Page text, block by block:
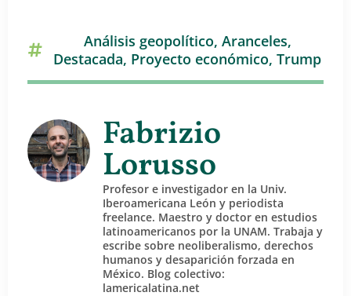
Análisis geopolítico, Aranceles,
Destacada, Proyecto económico, Trump
Fabrizio
Lorusso
Profesor e investigador en la Univ.
Iberoamericana León y periodista
freelance. Maestro y doctor en estudios
latinoamericanos por la UNAM. Trabaja y
escribe sobre neoliberalismo, derechos
humanos y desaparición forzada en
México. Blog colectivo:
lamericalatina.net